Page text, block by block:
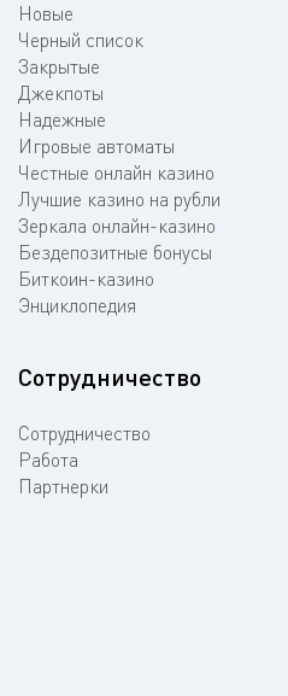
Новые
Черный список
Закрытые
Джекпоты
Надежные
Игровые автоматы
Честные онлайн казино
Лучшие казино на рубли
Зеркала онлайн-казино
Бездепозитные бонусы
Биткоин-казино
Энциклопедия
Сотрудничество
Сотрудничество
Работа
Партнерки